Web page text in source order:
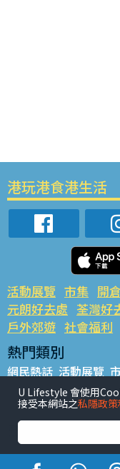
港玩港食港生活
活動展覽 市集 開倉
元朗好去處 荃灣好
戶外郊遊 社會福利
熱門類別
網民熱話 活動展覽
銅鑼灣好去處 元朗好
餐廳情報 戶外郊遊
熱門標籤
#UGO搵好去處 #人
U Lifestyle 會使用
接受本網站之私隱政